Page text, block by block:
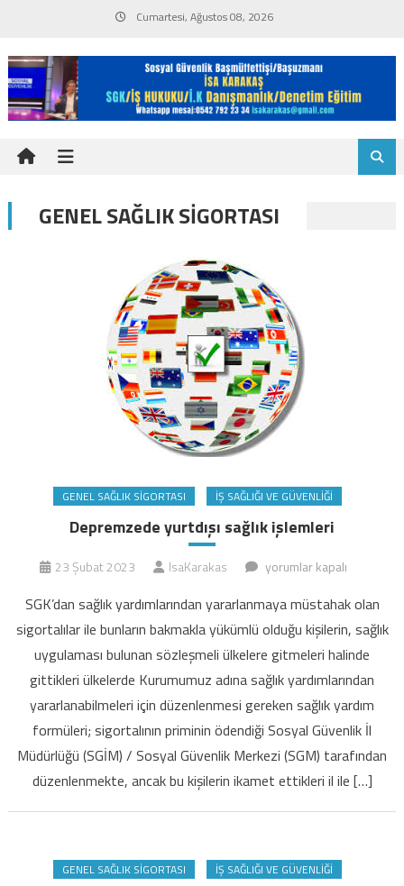
content
Cumartesi, Ağustos 08, 2026
GENEL SAĞLIK SIGORTASI
GENEL SAĞLIK SIGORTASI İŞ SAĞLIĞI VE GÜVENLIĞI
Depremzede yurtdışı sağlık işlemleri
23 Şubat 2023 IsaKarakas
Depremzede
sağlık
işlemleri
için
yorumlar kapalı
SGK’dan sağlık yardımlarından yararlanmaya müstahak olan
sigortalılar ile bunların bakmakla yükümlü olduğu kişilerin, sağlık
uygulaması bulunan sözleşmeli ülkelere gitmeleri halinde
gittikleri ülkelerde Kurumumuz adına sağlık yardımlarından
yararlanabilmeleri için düzenlenmesi gereken sağlık yardım
formüleri; sigortalının priminin ödendiği Sosyal Güvenlik İl
Müdürlüğü (SGİM) / Sosyal Güvenlik Merkezi (SGM) tarafından
düzenlenmekte, ancak bu kişilerin ikamet ettikleri il ile […]
GENEL SAĞLIK SIGORTASI İŞ SAĞLIĞI VE GÜVENLIĞI